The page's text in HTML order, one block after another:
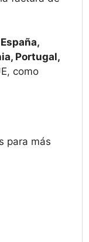
Portugal,
como
para más